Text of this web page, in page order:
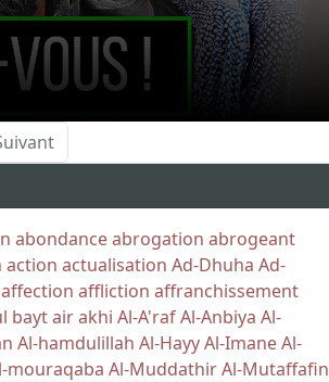
abondanceabrogation abrogeant
action actualisation Ad-Dhuha Ad-
affection affliction affranchissement
baytairakhi Al-A'rafAl-Anbiya Al-
Al-hamdulillah Al-HayyAl-ImaneAl-
mouraqaba Al-MuddathirAl-Mutaffafin